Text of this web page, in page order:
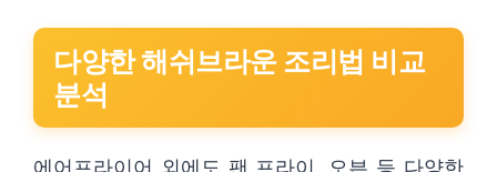
다양한 해쉬브라운 조리법 비교
분석
에어프라이어 외에도 팬 프라이, 오븐 등 다양한